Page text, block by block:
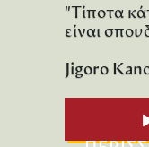
"Τίποτα
είναι
Jigoro